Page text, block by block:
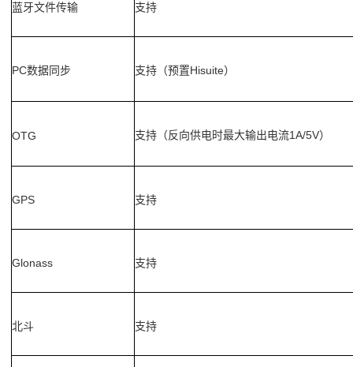
蓝牙文件传输 支持
PC数据同步 支持（预置Hisuite）
OTG 支持（反向供电时最大输出电流1A/5V）
GPS 支持
Glonass 支持
北斗 支持